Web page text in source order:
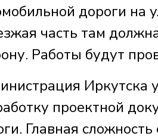
дороги на
часть там
Работы будут
Иркутска
проектной
Главная